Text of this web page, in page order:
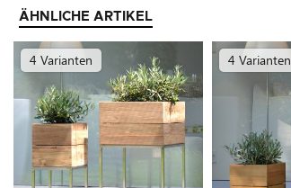
ÄHNLICHE ARTIKEL
4 Varianten 4 Varianten